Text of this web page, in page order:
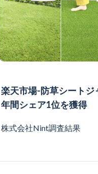
楽天市場-防草シートジ
年間シェア1位を獲得
株式会社Nint調査結果